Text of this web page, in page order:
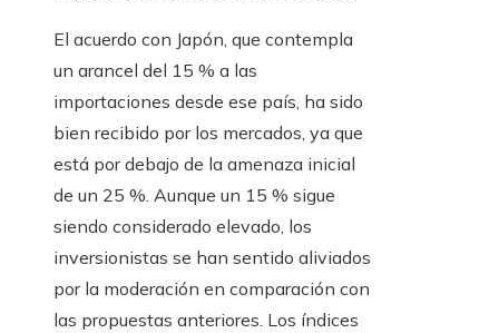
El acuerdo con Japón, que contempla
un arancel del 15 % a las
importaciones desde ese país, ha sido
bien recibido por los mercados, ya que
está por debajo de la amenaza inicial
de un 25 %. Aunque un 15 % sigue
siendo considerado elevado, los
inversionistas se han sentido aliviados
por la moderación en comparación con
las propuestas anteriores. Los índices